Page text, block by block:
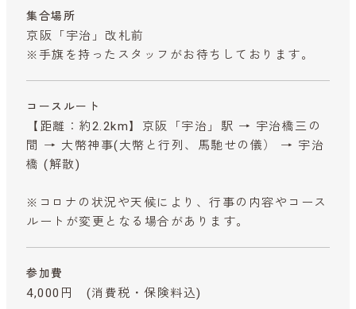
集合場所
京阪「宇治」改札前
※手旗を持ったスタッフがお待ちしております。
コースルート
【距離：約2.2km】京阪「宇治」駅 → 宇治橋三の
間 → 大幣神事(大幣と行列、馬馳せの儀） → 宇治
橋 (解散)
※コロナの状況や天候により、行事の内容やコース
ルートが変更となる場合があります。
参加費
4,000円 (消費税・保険料込)